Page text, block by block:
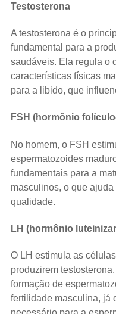
Testosterona
A testosterona é o
fundamental para a
saudáveis. Ela regula o
características físicas
para a libido, que
FSH (hormônio
No homem, o FSH
espermatozoides
fundamentais para a
masculinos, o que
qualidade.
LH (hormônio
O LH estimula as
produzirem
formação de
fertilidade masculina, já